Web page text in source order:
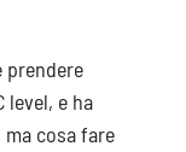
prendere
level, e ha
cosa fare